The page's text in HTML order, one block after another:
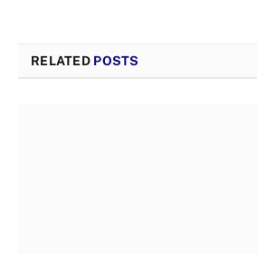
RELATED POSTS